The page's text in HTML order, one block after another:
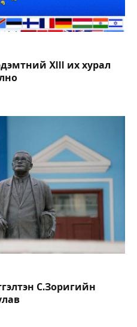
XIII их хурал
С.Зоригийн